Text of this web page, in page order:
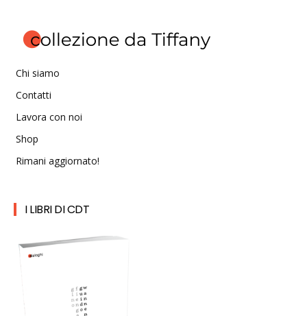
Chi siamo
Contatti
Lavora con noi
Shop
Rimani aggiornato!
I LIBRI DI CDT